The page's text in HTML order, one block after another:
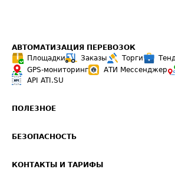
АВТОМАТИЗАЦИЯ ПЕРЕВОЗОК
Площадки
Заказы Торги
GPS-мониторинг
АТИ Мессенджер
API ATI.SU
ПОЛЕЗНОЕ
Звезды ATI.SU на вашем сайте
БЕЗОПАСНОСТЬ
КОНТАКТЫ И ТАРИФЫ